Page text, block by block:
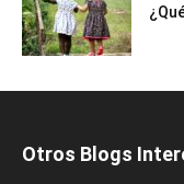
Otros Blogs